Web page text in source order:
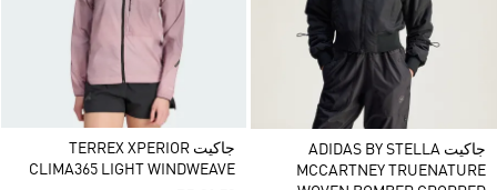
جاكيت ADIDAS BY STELLA
MCCARTNEY TRUENATURE
جاكيت TERREX XPERIOR
CLIMA365 LIGHT WINDWEAVE